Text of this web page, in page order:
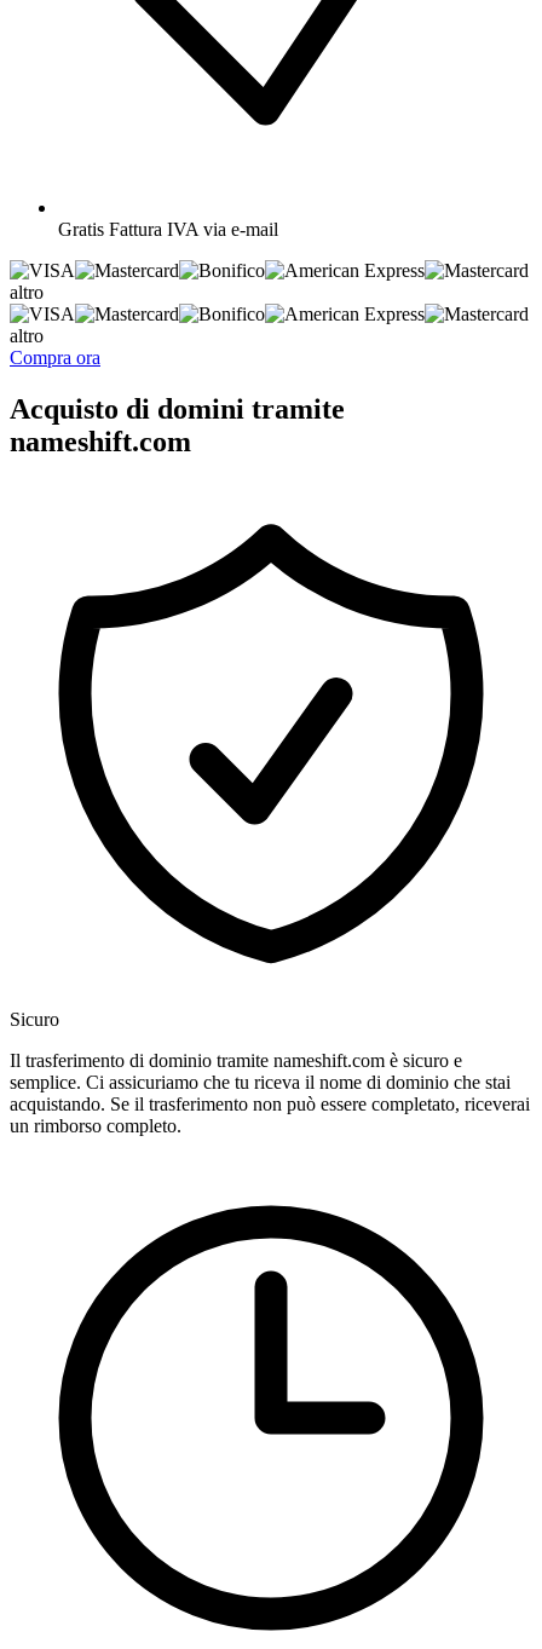
Gratis Fattura IVA via e-mail
altro
altro
Compra ora
Acquisto di domini tramite
nameshift.com
Sicuro
Il trasferimento di dominio tramite nameshift.com è sicuro e
semplice. Ci assicuriamo che tu riceva il nome di dominio che stai
acquistando. Se il trasferimento non può essere completato, riceverai
un rimborso completo.